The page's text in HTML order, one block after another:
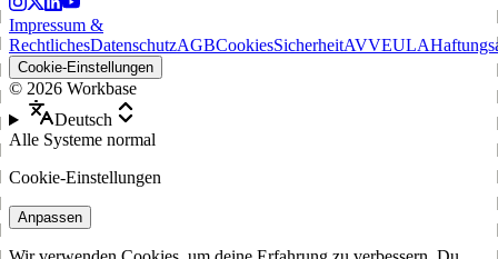
Impressum &
RechtlichesDatenschutzAGBCookiesSicherheitAVVEULA
Cookie-Einstellungen
© 2026 Workbase
Deutsch
Alle Systeme normal
Cookie-Einstellungen
Anpassen